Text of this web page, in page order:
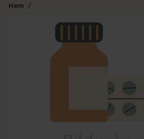
Hem
Lista: . Innehåller 1 objekt.